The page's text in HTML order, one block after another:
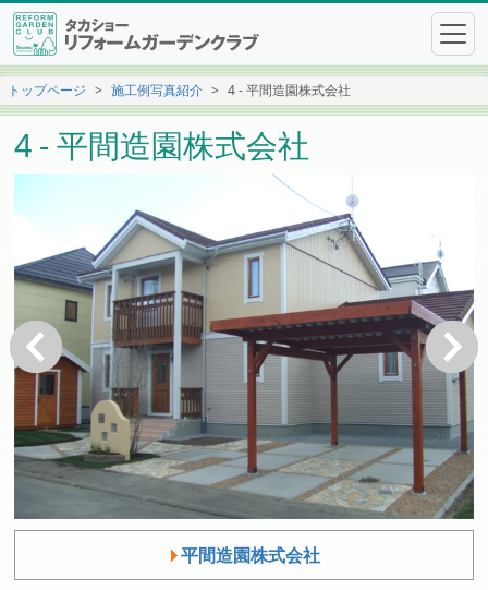
トップページ 施工例写真紹介 4 - 平間造園株式会社
4 - 平間造園株式会社
戻る 次へ
平間造園株式会社